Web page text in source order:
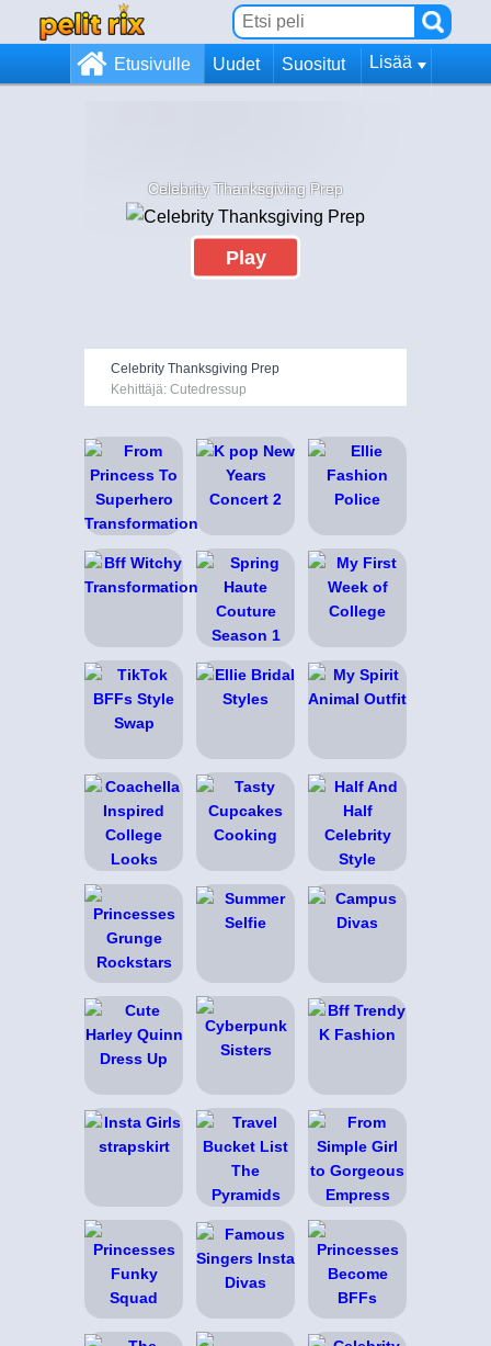
Etusivulle Uudet Suositut Lisää
Celebrity Thanksgiving Prep
Play
Celebrity Thanksgiving Prep
Kehittäjä: Cutedressup